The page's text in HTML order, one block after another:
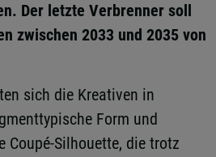
Der letzte Verbrenner soll
zwischen 2033 und 2035 von
sich die Kreativen in
Form und
Coupé-Silhouette, die trotz